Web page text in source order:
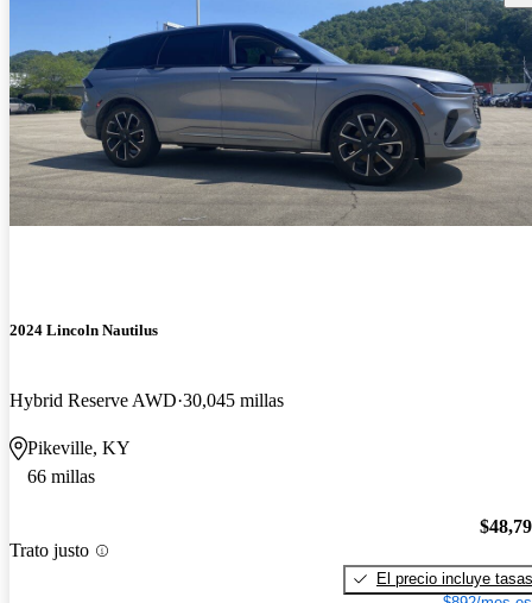
2024 Lincoln Nautilus
Hybrid Reserve AWD 30,045 millas
Pikeville, KY
66 millas
Trato justo
El precio incluye tasas